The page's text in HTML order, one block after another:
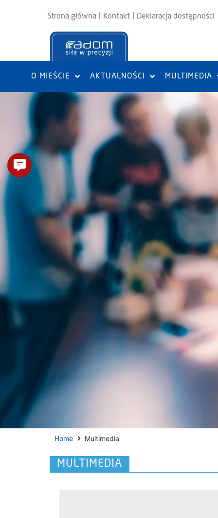
Strona główna Kontakt Deklaracja dostępności
O MIEŚCIE AKTUALNOŚCI MULTIMEDIA
Home Multimedia
MULTIMEDIA